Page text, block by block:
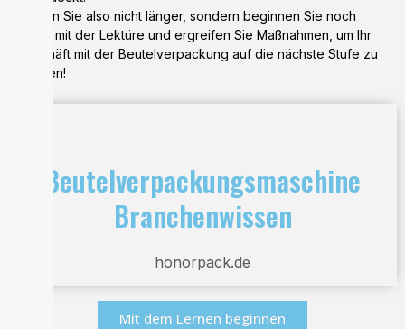
Warten Sie also nicht länger, sondern beginnen Sie noch
heute mit der Lektüre und ergreifen Sie Maßnahmen, um Ihr
Geschäft mit der Beutelverpackung auf die nächste Stufe zu
bringen!
Beutelverpackungsmaschine
Branchenwissen
honorpack.de
Mit dem Lernen beginnen